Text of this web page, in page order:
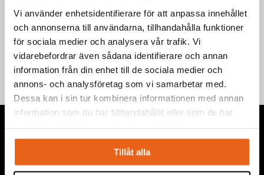
Vi använder enhetsidentifierare för att anpassa innehållet
och annonserna till användarna, tillhandahålla funktioner
för sociala medier och analysera vår trafik. Vi
vidarebefordrar även sådana identifierare och annan
information från din enhet till de sociala medier och
annons- och analysföretag som vi samarbetar med.
Dessa kan i sin tur kombinera informationen med annan
information som du har tillhandahållit eller som de har
Tillåt alla
Teknisk information